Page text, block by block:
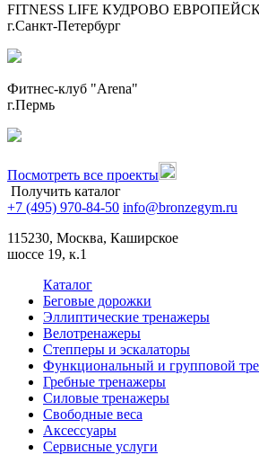
FITNESS LIFE КУДРОВО
г.Санкт-Петербург
Фитнес-клуб "Arena"
г.Пермь
Посмотреть все проекты
Получить каталог
+7 (495) 970-84-50 info@bronzegym.ru
115230, Москва, Каширское
шоссе 19, к.1
Каталог
Беговые дорожки
Эллиптические тренажеры
Велотренажеры
Степперы и эскалаторы
Функциональный и групповой
Гребные тренажеры
Силовые тренажеры
Свободные веса
Аксессуары
Сервисные услуги